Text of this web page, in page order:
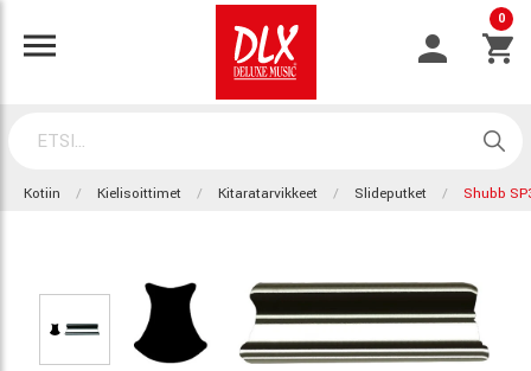
0
Kotiin Kielisoittimet Kitaratarvikkeet Slideputket Shubb